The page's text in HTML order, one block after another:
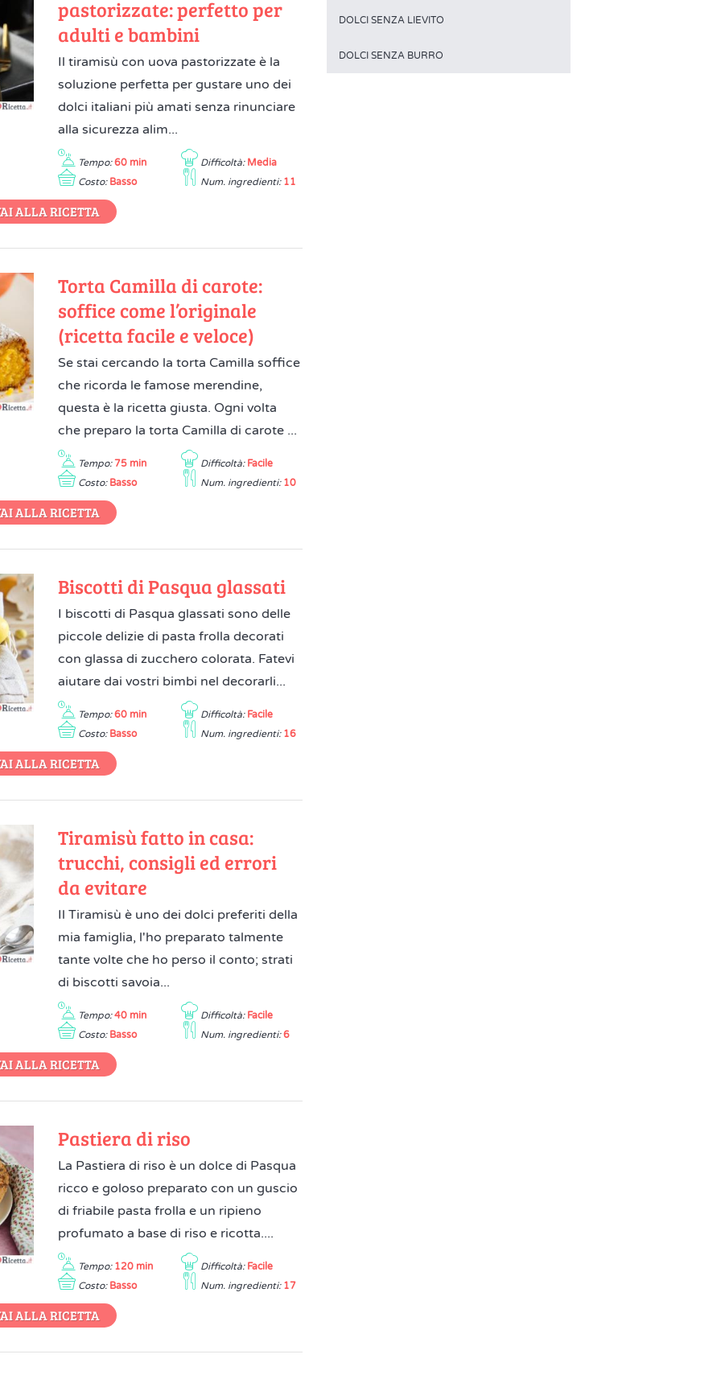
pastorizzate: perfetto per
adulti e bambini
Il tiramisù con uova pastorizzate è la
soluzione perfetta per gustare uno dei
dolci italiani più amati senza rinunciare
alla sicurezza alim...
Tempo: 60 min Difficoltà: Media
Costo: Basso Num. ingredienti: 11
ALLA RICETTA
Torta Camilla di carote:
soffice come l’originale
(ricetta facile e veloce)
Se stai cercando la torta Camilla soffice
che ricorda le famose merendine,
questa è la ricetta giusta. Ogni volta
che preparo la torta Camilla di carote ...
Tempo: 75 min Difficoltà: Facile
Costo: Basso Num. ingredienti: 10
ALLA RICETTA
Biscotti di Pasqua glassati
I biscotti di Pasqua glassati sono delle
piccole delizie di pasta frolla decorati
con glassa di zucchero colorata. Fatevi
aiutare dai vostri bimbi nel decorarli...
Tempo: 60 min Difficoltà: Facile
Costo: Basso Num. ingredienti: 16
ALLA RICETTA
Tiramisù fatto in casa:
trucchi, consigli ed errori
da evitare
Il Tiramisù è uno dei dolci preferiti della
mia famiglia, l'ho preparato talmente
tante volte che ho perso il conto; strati
di biscotti savoia...
Tempo: 40 min Difficoltà: Facile
Costo: Basso Num. ingredienti: 6
ALLA RICETTA
Pastiera di riso
La Pastiera di riso è un dolce di Pasqua
ricco e goloso preparato con un guscio
di friabile pasta frolla e un ripieno
profumato a base di riso e ricotta....
Tempo: 120 min Difficoltà: Facile
Costo: Basso Num. ingredienti: 17
ALLA RICETTA
DOLCI SENZA LIEVITO
DOLCI SENZA BURRO